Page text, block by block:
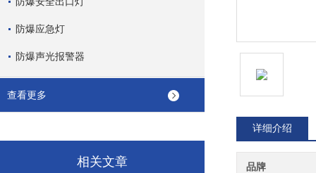
防爆应急灯
防爆声光报警器
查看更多
相关文章
详细介绍
品牌